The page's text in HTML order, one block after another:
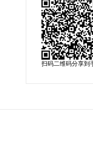
扫码二维码分享到